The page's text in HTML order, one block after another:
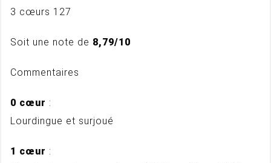
3 cœurs 127
Soit une note de 8,79/10
Commentaires
0 cœur :
Lourdingue et surjoué
1 cœur :